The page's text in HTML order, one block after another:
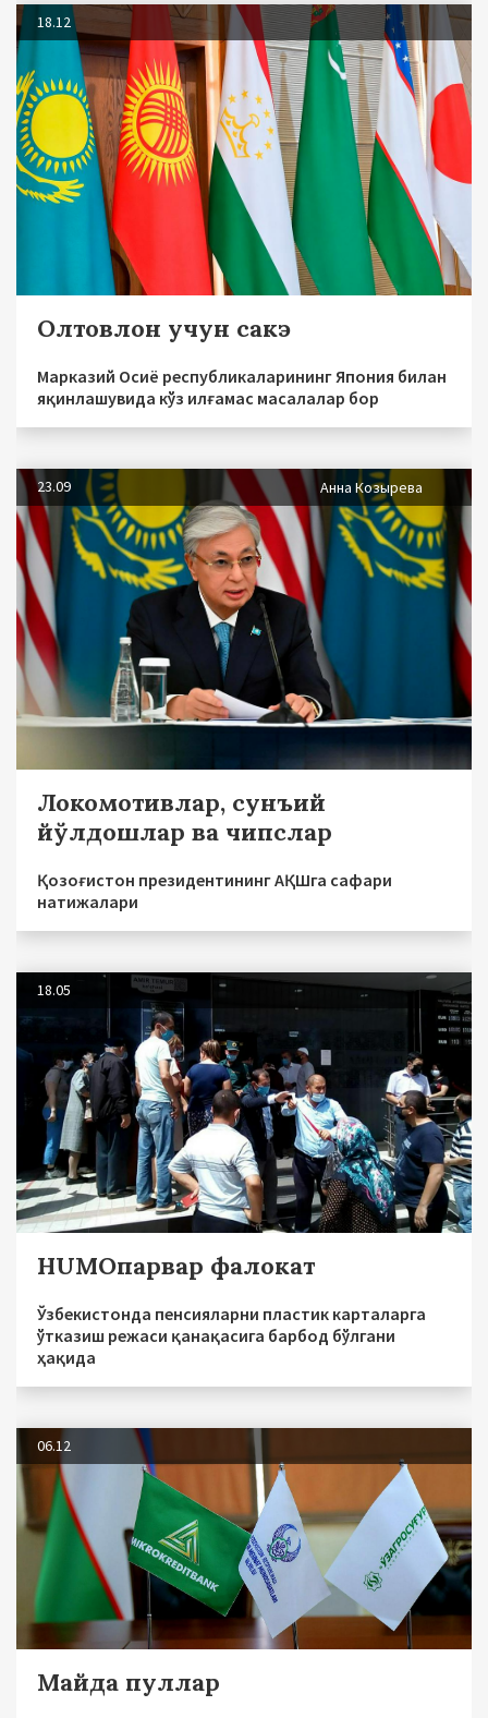
18.12
Олтовлон учун сакэ
Марказий Осиё республикаларининг Япония билан
яқинлашувида кўз илғамас масалалар бор
23.09 Анна Козырева
Локомотивлар, сунъий
йўлдошлар ва чипслар
Қозоғистон президентининг АҚШга сафари
натижалари
18.05
HUMOпарвар фалокат
Ўзбекистонда пенсияларни пластик карталарга
ўтказиш режаси қанақасига барбод бўлгани
ҳақида
06.12
Майда пуллар